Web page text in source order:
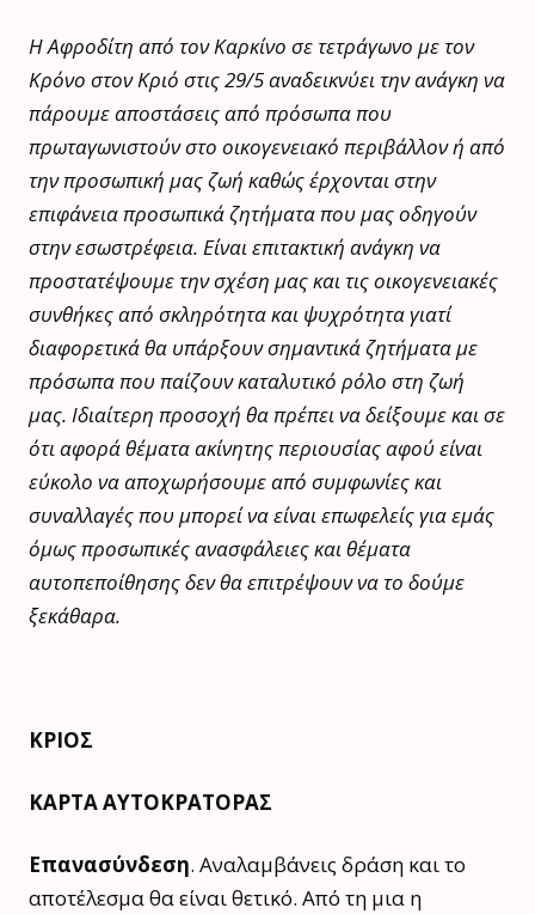
Η Αφροδίτη από τον Καρκίνο σε τετράγωνο με τον
Κρόνο στον Κριό στις 29/5 αναδεικνύει την ανάγκη να
πάρουμε αποστάσεις από πρόσωπα που
πρωταγωνιστούν στο οικογενειακό περιβάλλον ή από
την προσωπική μας ζωή καθώς έρχονται στην
επιφάνεια προσωπικά ζητήματα που μας οδηγούν
στην εσωστρέφεια. Είναι επιτακτική ανάγκη να
προστατέψουμε την σχέση μας και τις οικογενειακές
συνθήκες από σκληρότητα και ψυχρότητα γιατί
διαφορετικά θα υπάρξουν σημαντικά ζητήματα με
πρόσωπα που παίζουν καταλυτικό ρόλο στη ζωή
μας. Ιδιαίτερη προσοχή θα πρέπει να δείξουμε και σε
ότι αφορά θέματα ακίνητης περιουσίας αφού είναι
εύκολο να αποχωρήσουμε από συμφωνίες και
συναλλαγές που μπορεί να είναι επωφελείς για εμάς
όμως προσωπικές ανασφάλειες και θέματα
αυτοπεποίθησης δεν θα επιτρέψουν να το δούμε
ξεκάθαρα.
ΚΡΙΟΣ
ΚΑΡΤΑ ΑΥΤΟΚΡΑΤΟΡΑΣ
Επανασύνδεση. Αναλαμβάνεις δράση και το
αποτέλεσμα θα είναι θετικό. Από τη μια η